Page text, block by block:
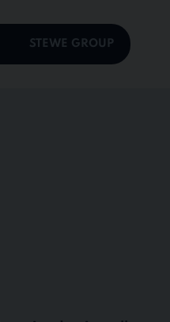
STEWE GROUP